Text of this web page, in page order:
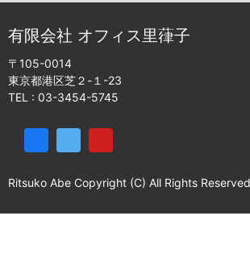
有限会社 オフィス里葎子
〒105-0014
東京都港区芝２-１-23
TEL : 03-3454-5745
Ritsuko Abe Copyright (C) All Rights Reserved